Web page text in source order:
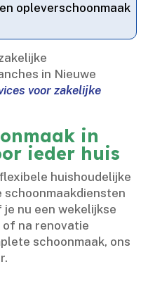
opleverschoonmaak
in Nieuwe
voor zakelijke
in
ieder huis
huishoudelijke
schoonmaakdiensten
nu een wekelijkse
na renovatie
schoonmaak, ons